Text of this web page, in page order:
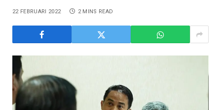
22 FEBRUARI 2022 2 MINS READ